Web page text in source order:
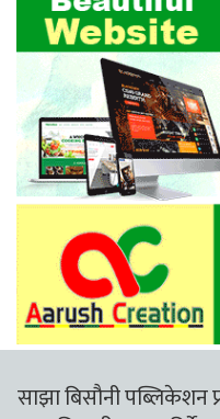
साझा बिसौनी पब्लिकेशन